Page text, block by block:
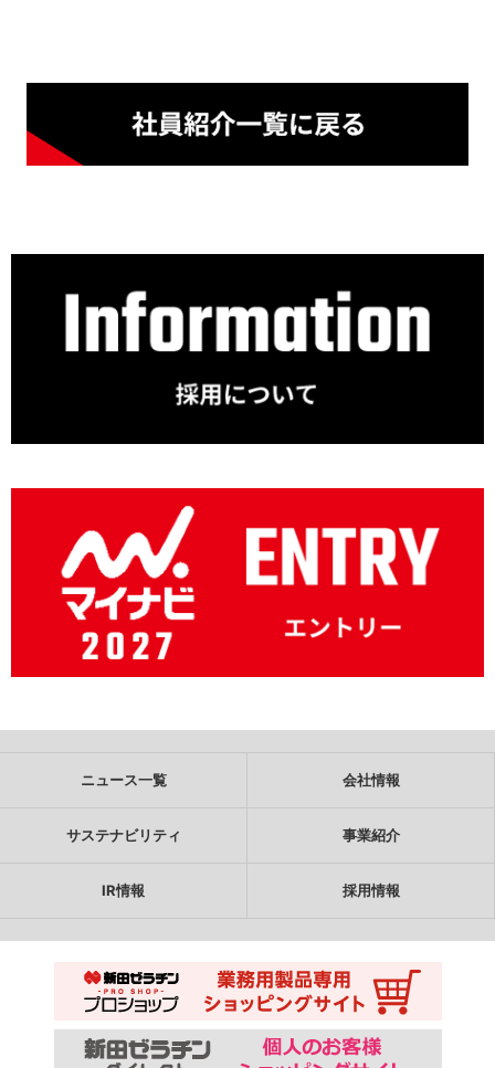
ニュース一覧 会社情報
サステナビリティ 事業紹介
IR情報 採用情報